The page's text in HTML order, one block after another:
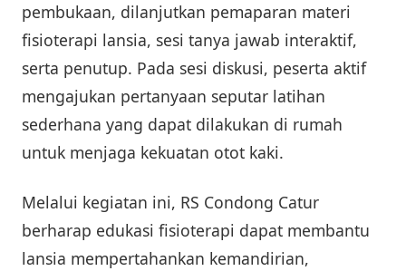
pembukaan, dilanjutkan pemaparan materi
fisioterapi lansia, sesi tanya jawab interaktif,
serta penutup. Pada sesi diskusi, peserta aktif
mengajukan pertanyaan seputar latihan
sederhana yang dapat dilakukan di rumah
untuk menjaga kekuatan otot kaki.
Melalui kegiatan ini, RS Condong Catur
berharap edukasi fisioterapi dapat membantu
lansia mempertahankan kemandirian,